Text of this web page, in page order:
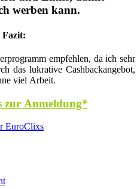
werben kann.
empfehlen, da ich sehr
das lukrative Cashbackangebot,
viel Arbeit.
zur Anmeldung*